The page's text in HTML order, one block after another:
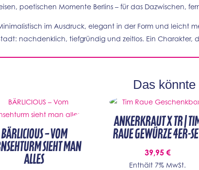
poetischen Momente Berlins – für das Dazwischen,
im Ausdruck, elegant in der Form und leicht
nachdenklich, tiefgründig und zeitlos. Ein Charakter,
Das
BÄRLICIOUS – Vom
sieht man
alles
Ankerkraut x TR |
Raue Gewürze 4er-
39,95 €
Enthält 7% MwSt.